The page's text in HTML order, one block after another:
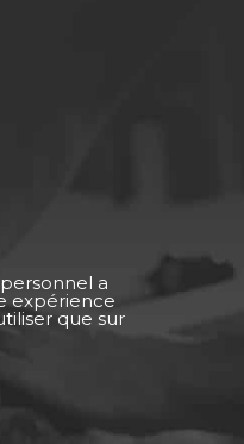
a
expérience
que sur